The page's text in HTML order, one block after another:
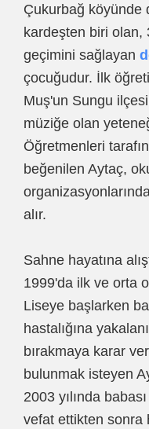
Çukurbağ köyünde
kardeşten biri olan,
geçimini sağlayan
çocuğudur. İlk
Muş'un Sungu
müziğe olan
Öğretmenleri
beğenilen Aytaç,
alır.
Sahne hayatına
1999'da ilk ve orta
Liseye başlarken
hastalığına
bırakmaya karar
bulunmak isteyen
2003 yılında
vefat ettikten sonra